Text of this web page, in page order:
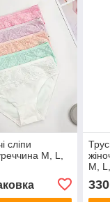
сліпи
M, L,
M,
330